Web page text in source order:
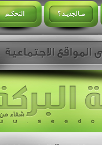
مـالجديـد ؟ التحكـم